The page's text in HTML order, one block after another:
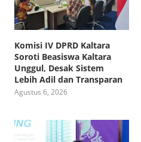
Komisi IV DPRD Kaltara
Soroti Beasiswa Kaltara
Unggul, Desak Sistem
Lebih Adil dan Transparan
Agustus 6, 2026